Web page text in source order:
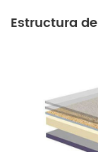
Estructura